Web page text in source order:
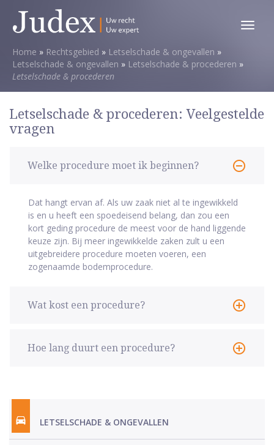
Toggle
Home » Rechtsgebied » Letselschade & ongevallen »
Letselschade & ongevallen » Letselschade & procederen »
Letselschade & procederen
Letselschade & procederen: Veelgestelde
vragen
Welke procedure moet ik beginnen?
Dat hangt ervan af. Als uw zaak niet al te ingewikkeld
is en u heeft een spoedeisend belang, dan zou een
kort geding procedure de meest voor de hand liggende
keuze zijn. Bij meer ingewikkelde zaken zult u een
uitgebreidere procedure moeten voeren, een
zogenaamde bodemprocedure.
Wat kost een procedure?
Hoe lang duurt een procedure?
LETSELSCHADE & ONGEVALLEN